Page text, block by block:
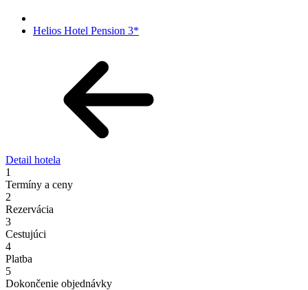
Helios Hotel Pension 3*
Detail hotela
1
Termíny a ceny
2
Rezervácia
3
Cestujúci
4
Platba
5
Dokončenie objednávky